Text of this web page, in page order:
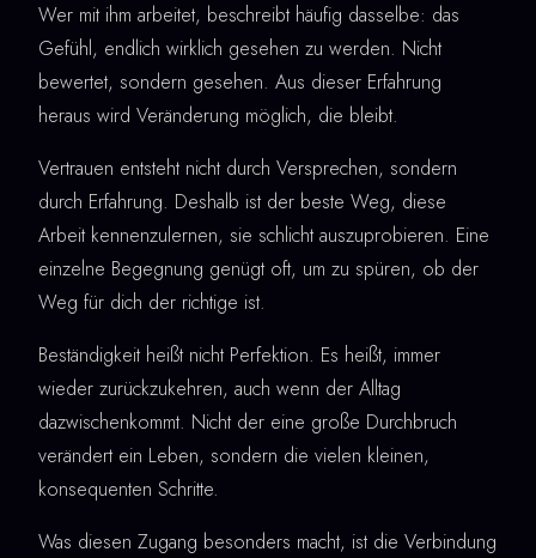
Wer mit ihm arbeitet, beschreibt häufig dasselbe: das
Gefühl, endlich wirklich gesehen zu werden. Nicht
bewertet, sondern gesehen. Aus dieser Erfahrung
heraus wird Veränderung möglich, die bleibt.
Vertrauen entsteht nicht durch Versprechen, sondern
durch Erfahrung. Deshalb ist der beste Weg, diese
Arbeit kennenzulernen, sie schlicht auszuprobieren. Eine
einzelne Begegnung genügt oft, um zu spüren, ob der
Weg für dich der richtige ist.
Beständigkeit heißt nicht Perfektion. Es heißt, immer
wieder zurückzukehren, auch wenn der Alltag
dazwischenkommt. Nicht der eine große Durchbruch
verändert ein Leben, sondern die vielen kleinen,
konsequenten Schritte.
Was diesen Zugang besonders macht, ist die Verbindung